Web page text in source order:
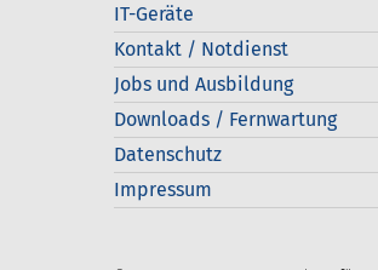
IT-Geräte
Kontakt / Notdienst
Jobs und Ausbildung
Downloads / Fernwartung
Datenschutz
Impressum